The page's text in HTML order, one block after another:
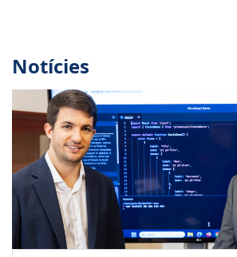
Notícies